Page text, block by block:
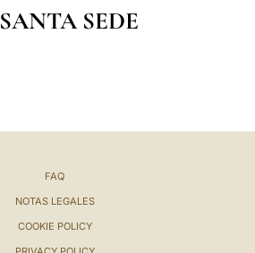
SANTA SEDE
FAQ
NOTAS LEGALES
COOKIE POLICY